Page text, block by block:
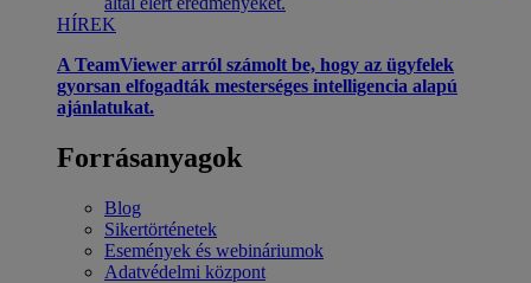
HÍREK
A TeamViewer arról számolt be, hogy az ügyfelek
gyorsan elfogadták mesterséges intelligencia alapú
ajánlatukat.
Forrásanyagok
Blog
Sikertörténetek
Események és webináriumok
Adatvédelmi központ